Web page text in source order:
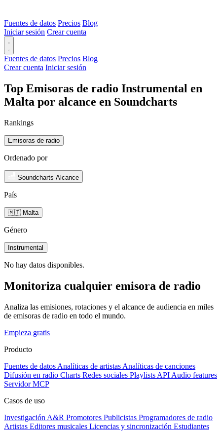
Fuentes de datos Precios Blog
Iniciar sesión Crear cuenta
Fuentes de datos Precios Blog
Crear cuenta Iniciar sesión
Top Emisoras de radio Instrumental en
Malta por alcance en Soundcharts
Rankings
Emisoras de radio
Ordenado por
Soundcharts Alcance
País
🇲🇹 Malta
Género
Instrumental
No hay datos disponibles.
Monitoriza cualquier emisora de radio
Analiza las emisiones, rotaciones y el alcance de audiencia en miles
de emisoras de radio en todo el mundo.
Empieza gratis
Producto
Fuentes de datos Analíticas de artistas Analíticas de canciones
Difusión en radio Charts Redes sociales Playlists API Audio features
Servidor MCP
Casos de uso
Investigación A&R Promotores Publicistas Programadores de radio
Artistas Editores musicales Licencias y sincronización Estudiantes